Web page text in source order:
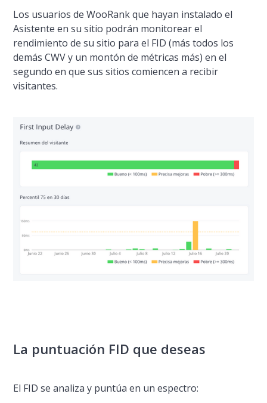
Los usuarios de WooRank que hayan instalado el
Asistente en su sitio podrán monitorear el
rendimiento de su sitio para el FID (más todos los
demás CWV y un montón de métricas más) en el
segundo en que sus sitios comiencen a recibir
visitantes.
La puntuación FID que deseas
El FID se analiza y puntúa en un espectro: